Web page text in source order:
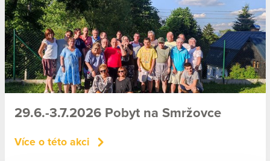
29.6.-3.7.2026 Pobyt na Smržovce
Více o této akci